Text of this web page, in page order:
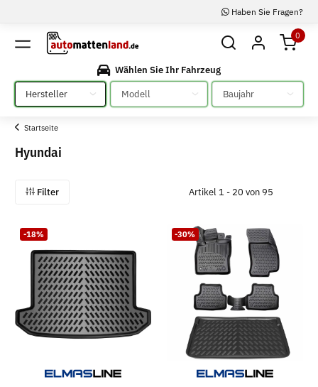
Haben Sie Fragen?
0
Wählen Sie Ihr Fahrzeug
Bitte auswählen
Bitte auswählen Bitte auswählen
Startseite
Hyundai
Filter Artikel 1 - 20 von 95
-18% -30%